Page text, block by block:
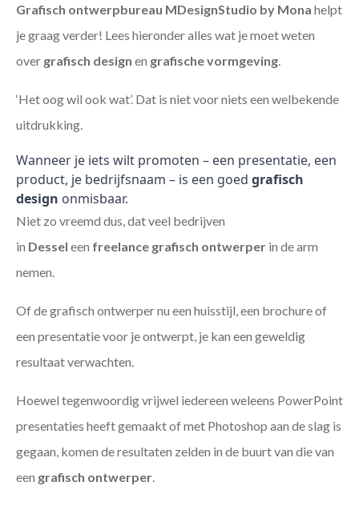
Grafisch ontwerpbureau MDesignStudio by Mona helpt
je graag verder! Lees hieronder alles wat je moet weten
over grafisch design en grafische vormgeving
‘Het oog wil ook wat’. Dat is niet voor niets een welbekende
uitdrukking.
Wanneer je iets wilt promoten – een presentatie, een
product, je bedrijfsnaam – is een goed grafisch
design onmisbaar.
Niet zo vreemd dus, dat veel bedrijven
in Dessel een freelance grafisch ontwerper in de arm
nemen.
Of de grafisch ontwerper nu een huisstijl, een brochure of
een presentatie voor je ontwerpt, je kan een geweldig
resultaat verwachten.
Hoewel tegenwoordig vrijwel iedereen weleens PowerPoint
presentaties heeft gemaakt of met Photoshop aan de slag is
gegaan, komen de resultaten zelden in de buurt van die van
een grafisch ontwerper